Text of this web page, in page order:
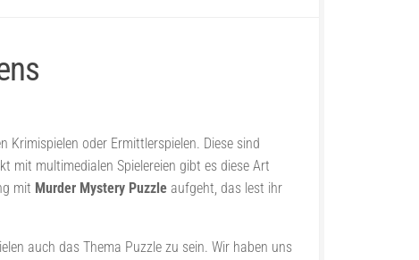
oder Ermittlerspielen. Diese sind
mit multimedialen Spielereien gibt es diese Art
mit Murder Mystery Puzzle aufgeht, das lest ihr
auch das Thema Puzzle zu sein. Wir haben uns